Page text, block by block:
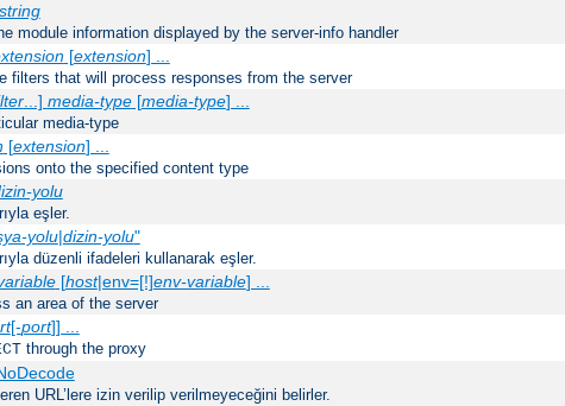
string
module information displayed by the server-info handler
[extension] ...
filters that will process responses from the server
...] media-type[media-type] ...
media-type
[extension] ...
onto the specified content type
yolu
eşler.
yolu|dizin-yolu"
düzenli ifadeleri kullanarak eşler.
[host|env=[!]env-variable] ...
an area of the server
[-port]] ...
through the proxy
URL’lere izin verilip verilmeyeceğini belirler.